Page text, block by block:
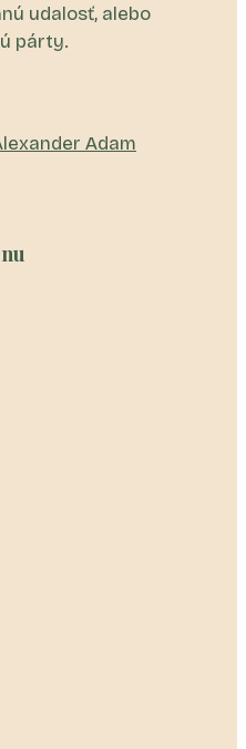
udalosť, alebo
párty.
Adam